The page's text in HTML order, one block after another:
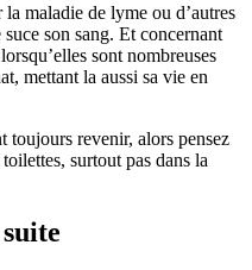
maladie de lyme ou d’autres
son sang. Et concernant
sont nombreuses
mettant la aussi sa vie en
toujours revenir, alors pensez
surtout pas dans la